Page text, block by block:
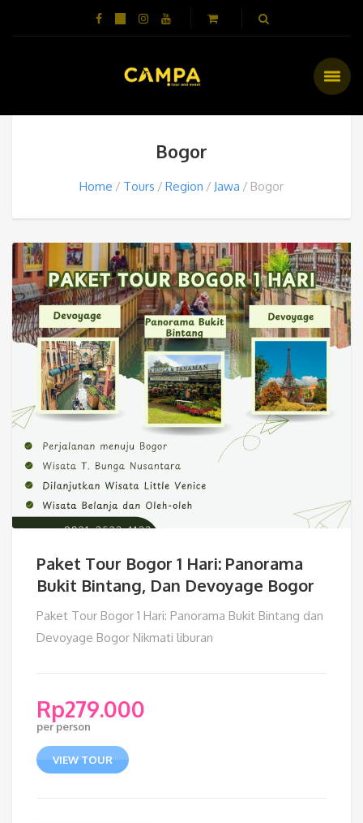
Bogor
Home Tours Region Jawa Bogor
Paket Tour Bogor 1 Hari: Panorama
Bukit Bintang, Dan Devoyage Bogor
Paket Tour Bogor 1 Hari: Panorama Bukit Bintang dan
Devoyage Bogor Nikmati liburan
Rp279.000
per person
VIEW TOUR